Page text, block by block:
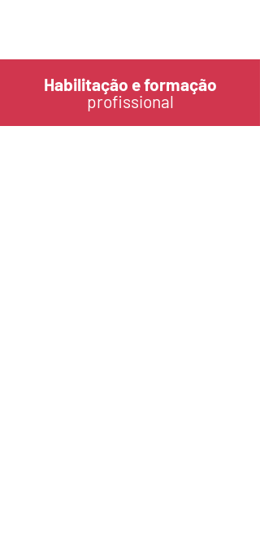
Habilitação e formação
profissional